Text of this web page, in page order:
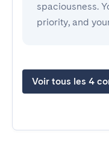
spaciousness.
priority, and
Voir tous les 4